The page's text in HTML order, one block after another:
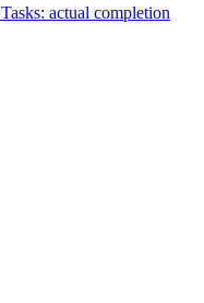
Tasks: actual completion